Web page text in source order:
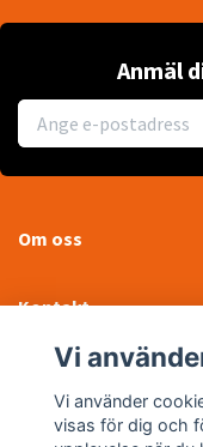
Anmäl
Om oss
Kontakt
Läs mer
Vi
Vi använder
visas för dig och